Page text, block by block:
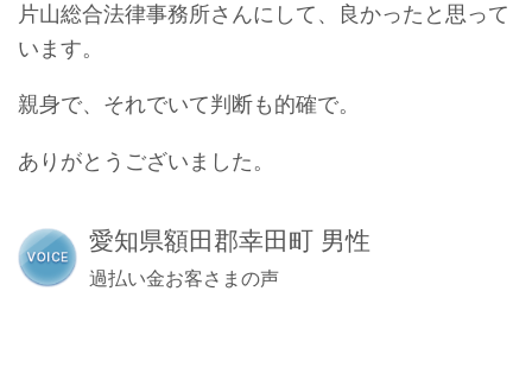
片山総合法律事務所さんにして、良かったと思って
います。
親身で、それでいて判断も的確で。
ありがとうございました。
愛知県額田郡幸田町 男性
過払い金お客さまの声